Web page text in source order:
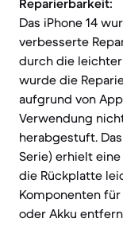
Reparierbarkeit:
Das iPhone 14
verbesserte
durch die
wurde die
aufgrund von
Verwendung
herabgestuft.
Serie) erhielt
die Rückplatte
Komponenten
oder Akku